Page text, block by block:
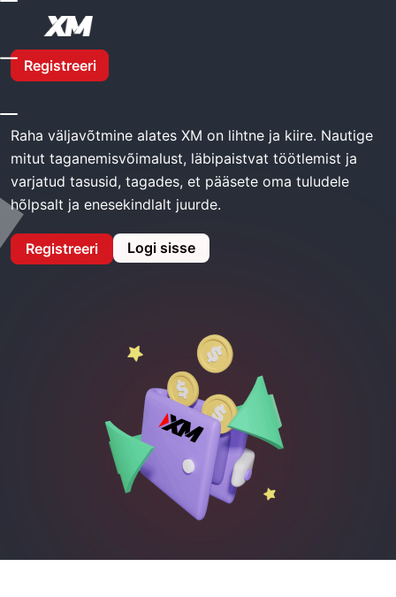
Registreeri
Kodu XM Taganema
XM taganema
Raha väljavõtmine alates XM on lihtne ja kiire. Nautige
mitut taganemisvõimalust, läbipaistvat töötlemist ja
varjatud tasusid, tagades, et pääsete oma tuludele
hõlpsalt ja enesekindlalt juurde.
Registreeri Logi sisse